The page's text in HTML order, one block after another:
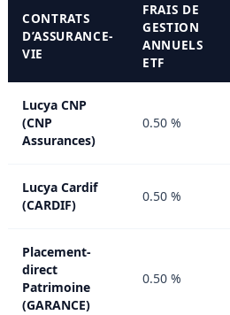
CONTRATS
D’ASSURANCE-
VIE
FRAIS DE
GESTION
ANNUELS
ETF
Lucya CNP
(CNP
Assurances)
0.50 %
Lucya Cardif
(CARDIF)
0.50 %
Placement-
direct
Patrimoine
(GARANCE)
0.50 %